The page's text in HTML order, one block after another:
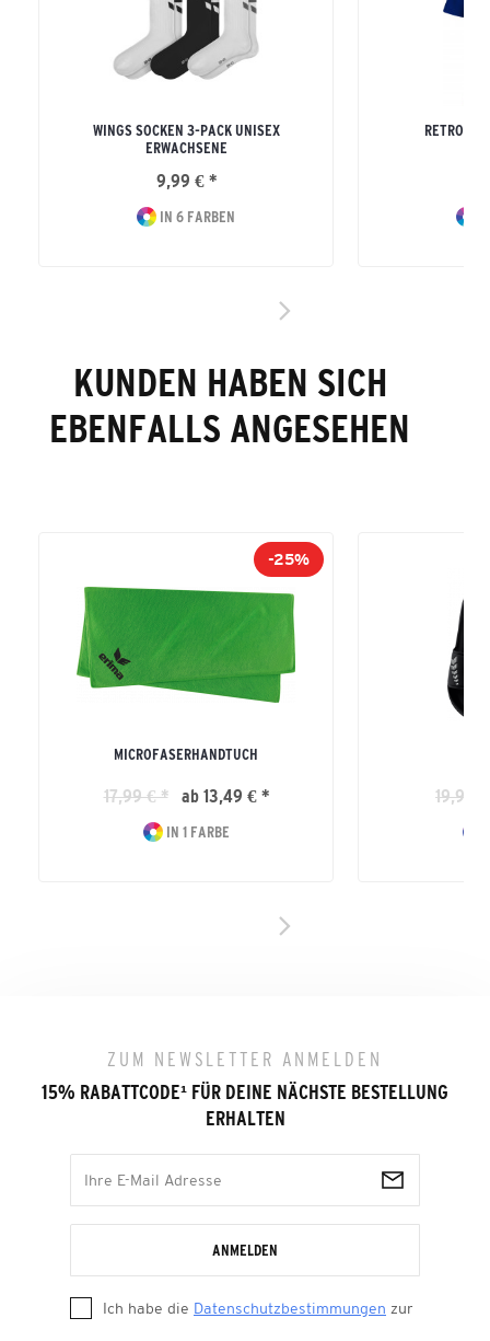
WINGS SOCKEN 3-PACK UNISEX
ERWACHSENE
9,99 € *
IN 6 FARBEN
RETRO
KUNDEN HABEN SICH
EBENFALLS ANGESEHEN
-25%
MICROFASERHANDTUCH
17,99 € * ab 13,49 € *
IN 1 FARBE
19,99
ZUM NEWSLETTER ANMELDEN
15% RABATTCODE¹ FÜR DEINE NÄCHSTE BESTELLUNG
ERHALTEN
ANMELDEN
Ich habe die Datenschutzbestimmungen zur